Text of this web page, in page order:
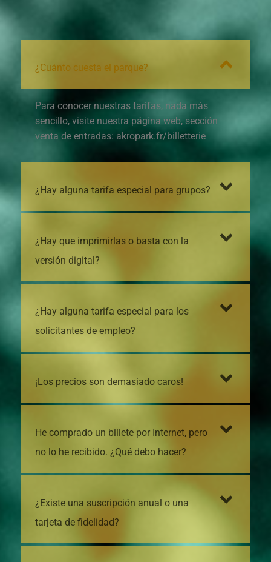
¿Cuánto cuesta el parque?
Para conocer nuestras tarifas, nada más
sencillo, visite nuestra página web, sección
venta de entradas: akropark.fr/billetterie
¿Hay alguna tarifa especial para grupos?
¿Hay que imprimirlas o basta con la
versión digital?
¿Hay alguna tarifa especial para los
solicitantes de empleo?
¡Los precios son demasiado caros!
He comprado un billete por Internet, pero
no lo he recibido. ¿Qué debo hacer?
¿Existe una suscripción anual o una
tarjeta de fidelidad?